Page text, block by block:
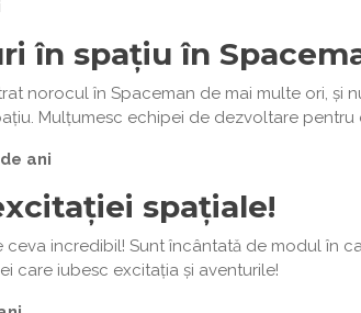
în spațiu în
norocul în Spaceman de mai multe ori, și
Mulțumesc echipei de dezvoltare
ani
spațiale!
ceva incredibil! Sunt încântată de modul în
care iubesc excitația și aventurile!